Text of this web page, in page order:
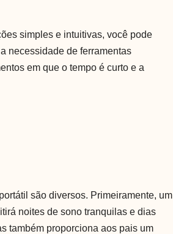
simples e intuitivas, você pode
necessidade de ferramentas
em que o tempo é curto e a
são diversos. Primeiramente, um
noites de sono tranquilas e dias
também proporciona aos pais um